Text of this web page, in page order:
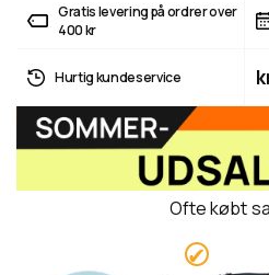
Gratis levering på ordrer over
400 kr
Hurtig kundeservice
Ofte købt